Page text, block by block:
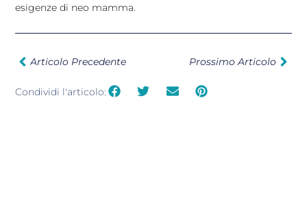
esigenze di neo mamma.
Articolo Precedente Prossimo Articolo
Condividi l'articolo: